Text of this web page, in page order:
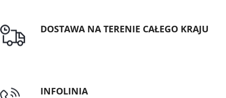
DOSTAWA NA TERENIE CAŁEGO KRAJU
INFOLINIA